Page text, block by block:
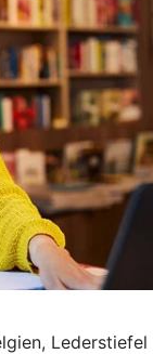
Lederstiefel